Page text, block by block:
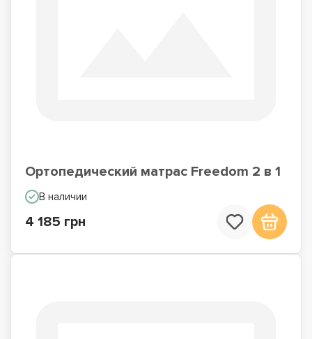
Ортопедический матрас Freedom 2 в 1
В наличии
4 185 грн